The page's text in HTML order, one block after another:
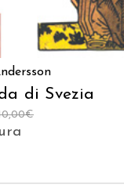
di Svezia
€